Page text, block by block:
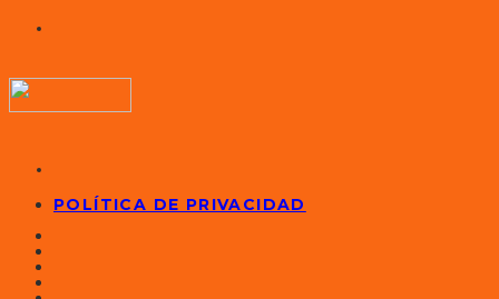
POLÍTICA DE PRIVACIDAD